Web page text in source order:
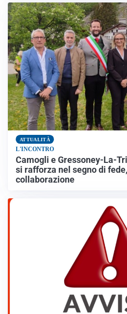
ATTUALITÀ
L'INCONTRO
Camogli e Gressoney-La-
si rafforza nel segno di
collaborazione